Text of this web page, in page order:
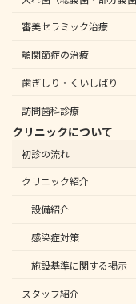
審美セラミック治療
顎関節症の治療
歯ぎしり・くいしばり
訪問歯科診療
クリニックについて
初診の流れ
クリニック紹介
設備紹介
感染症対策
施設基準に関する掲示
スタッフ紹介